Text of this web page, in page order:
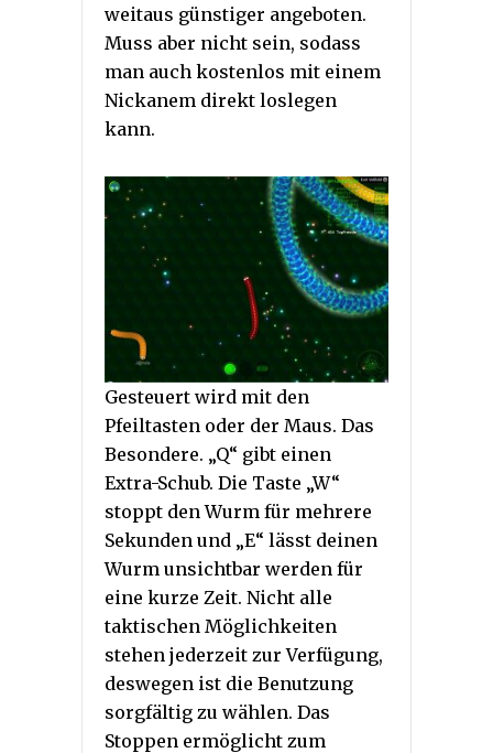
weitaus günstiger angeboten.
Muss aber nicht sein, sodass
man auch kostenlos mit einem
Nickanem direkt loslegen
kann.
Gesteuert wird mit den
Pfeiltasten oder der Maus. Das
Besondere. „Q“ gibt einen
Extra-Schub. Die Taste „W“
stoppt den Wurm für mehrere
Sekunden und „E“ lässt deinen
Wurm unsichtbar werden für
eine kurze Zeit. Nicht alle
taktischen Möglichkeiten
stehen jederzeit zur Verfügung,
deswegen ist die Benutzung
sorgfältig zu wählen. Das
Stoppen ermöglicht zum